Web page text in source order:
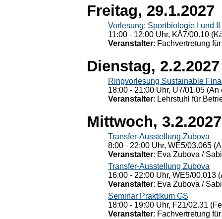
Freitag, 29.1.2027
Vorlesung: Sportbiologie I und II
11:00 - 12:00 Uhr, KÄ7/00.10
Veranstalter: Fachvertretung
Dienstag, 2.2.2027
Ringvorlesung Sustainable
18:00 - 21:00 Uhr, U7/01.05
Veranstalter: Lehrstuhl für
Mittwoch, 3.2.2027
Transfer-Ausstellung Zubova
8:00 - 22:00 Uhr, WE5/03.065
Veranstalter: Eva Zubova /
Transfer-Ausstellung Zubova
16:00 - 22:00 Uhr, WE5/00.013
Veranstalter: Eva Zubova /
Seminar Praktikum GS
18:00 - 19:00 Uhr, F21/02.31
Veranstalter: Fachvertretung